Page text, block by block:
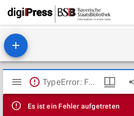
Mirador
Viewer
TypeError: Failed to fetch
Es ist ein Fehler aufgetreten